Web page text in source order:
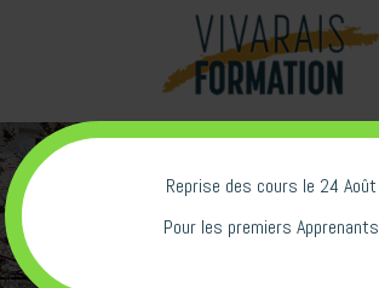
Offres et Demandes
Reprise des cours le 24 Août
Pour les premiers Apprenants